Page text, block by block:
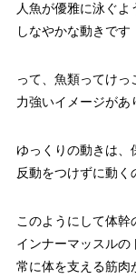
人魚が優雅に泳ぐよ
しなやかな動きです
って、魚類ってけっ
力強いイメージがあ
ゆっくりの動きは、
反動をつけずに動
このようにして体
インナーマッスルの
常に体を支える筋肉